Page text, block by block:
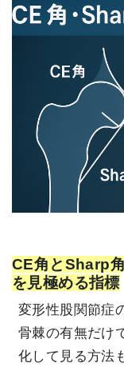
CE角とSharp
を見極める指標
変形性股関節症
骨棘の有無だけ
化して見る方法